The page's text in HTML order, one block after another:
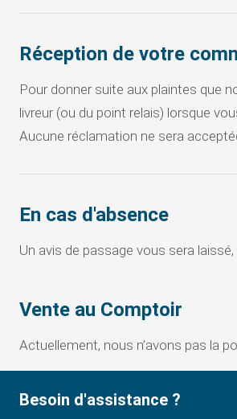
Réception de votre
Pour donner suite aux plaintes que
livreur (ou du point relais) lorsque
Aucune réclamation ne sera
En cas d'absence
Un avis de passage vous sera
Vente au Comptoir
Actuellement, nous n’avons pas la
Besoin d'assistance ?